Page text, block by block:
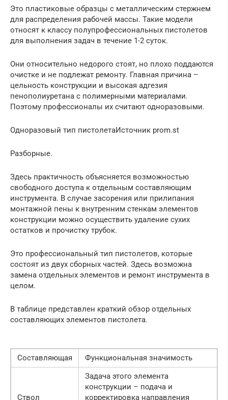
Это пластиковые образцы с металлическим стержнем
для распределения рабочей массы. Такие модели
относят к классу полупрофессиональных пистолетов
для выполнения задач в течение 1-2 суток.
Они относительно недорого стоят, но плохо поддаются
очистке и не подлежат ремонту. Главная причина –
цельность конструкции и высокая адгезия
пенополиуретана с полимерными материалами.
Поэтому профессионалы их считают одноразовыми.
Одноразовый тип пистолетаИсточник prom.st
Разборные.
Здесь практичность объясняется возможностью
свободного доступа к отдельным составляющим
инструмента. В случае засорения или прилипания
монтажной пены к внутренним стенкам элементов
конструкции можно осуществить удаление сухих
остатков и прочистку трубок.
Это профессиональный тип пистолетов, которые
состоят из двух сборных частей. Здесь возможна
замена отдельных элементов и ремонт инструмента в
целом.
В таблице представлен краткий обзор отдельных
составляющих элементов пистолета.
Составляющая Функциональная значимость
Ствол
Задача этого элемента
конструкции – подача и
корректировка направления